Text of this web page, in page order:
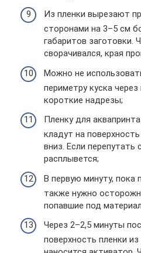
Из пленки вырезают
сторонами на 3–5 см
габаритов заготовки.
сворачивался, края
Можно не
периметру куска
короткие надрезы;
Пленку для
кладут на
вниз. Если
расплывется;
В первую минуту, пока
также нужно
попавшие под
Через 2–2,5 минуты
поверхность пленки